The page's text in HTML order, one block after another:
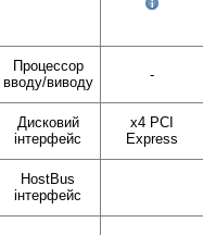
Процессор
вводу/виводу
-
Дисковий
інтерфейс
x4 PCI
Express
HostBus
інтерфейс